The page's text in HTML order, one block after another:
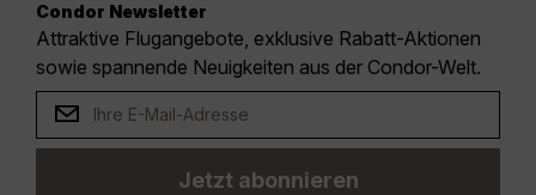
Condor Newsletter
Attraktive Flugangebote, exklusive Rabatt-Aktionen
sowie spannende Neuigkeiten aus der Condor-Welt.
Jetzt abonnieren